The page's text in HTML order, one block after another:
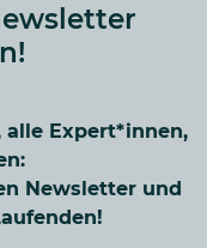
alle Expert*innen,
Newsletter und